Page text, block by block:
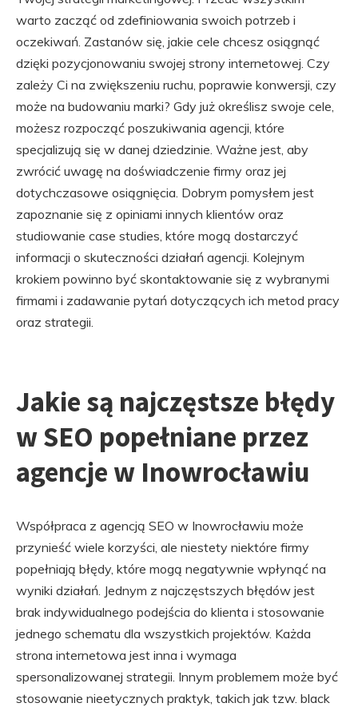
warto zacząć od zdefiniowania swoich potrzeb i
oczekiwań. Zastanów się, jakie cele chcesz osiągnąć
dzięki pozycjonowaniu swojej strony internetowej. Czy
zależy Ci na zwiększeniu ruchu, poprawie konwersji, czy
może na budowaniu marki? Gdy już określisz swoje cele,
możesz rozpocząć poszukiwania agencji, które
specjalizują się w danej dziedzinie. Ważne jest, aby
zwrócić uwagę na doświadczenie firmy oraz jej
dotychczasowe osiągnięcia. Dobrym pomysłem jest
zapoznanie się z opiniami innych klientów oraz
studiowanie case studies, które mogą dostarczyć
informacji o skuteczności działań agencji. Kolejnym
krokiem powinno być skontaktowanie się z wybranymi
firmami i zadawanie pytań dotyczących ich metod pracy
oraz strategii.
Jakie są najczęstsze błędy
w SEO popełniane przez
agencje w Inowrocławiu
Współpraca z agencją SEO w Inowrocławiu może
przynieść wiele korzyści, ale niestety niektóre firmy
popełniają błędy, które mogą negatywnie wpłynąć na
wyniki działań. Jednym z najczęstszych błędów jest
brak indywidualnego podejścia do klienta i stosowanie
jednego schematu dla wszystkich projektów. Każda
strona internetowa jest inna i wymaga
spersonalizowanej strategii. Innym problemem może być
stosowanie nieetycznych praktyk, takich jak tzw. black